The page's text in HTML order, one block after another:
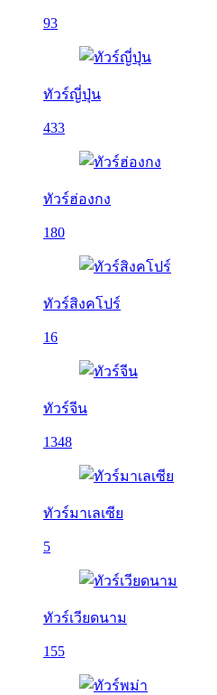
93
ทัวร์ญี่ปุ่น
433
ทัวร์ฮ่องกง
180
ทัวร์สิงคโปร์
16
ทัวร์จีน
1348
ทัวร์มาเลเซีย
5
ทัวร์เวียดนาม
155